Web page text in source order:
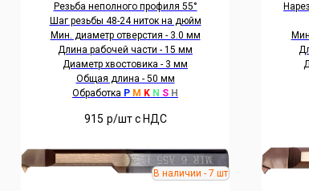
Резьба неполного профиля 55°
Шаг резьбы 48-24 ниток на дюйм
Мин. диаметр отверстия - 3.0 мм
Длина рабочей части - 15 мм
Диаметр хвостовика - 3 мм
Общая длина - 50 мм
Обработка P M K N S H
915 р/шт c НДС